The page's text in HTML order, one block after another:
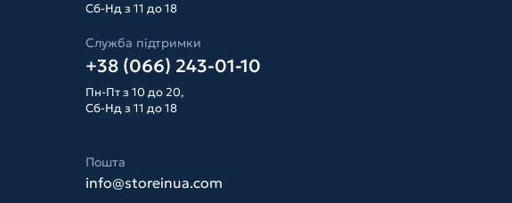
Сб-Нд з 11 до 18
Служба підтримки
+38 (066) 243-01-10
Пн-Пт з 10 до 20,
Сб-Нд з 11 до 18
Пошта
info@storeinua.com